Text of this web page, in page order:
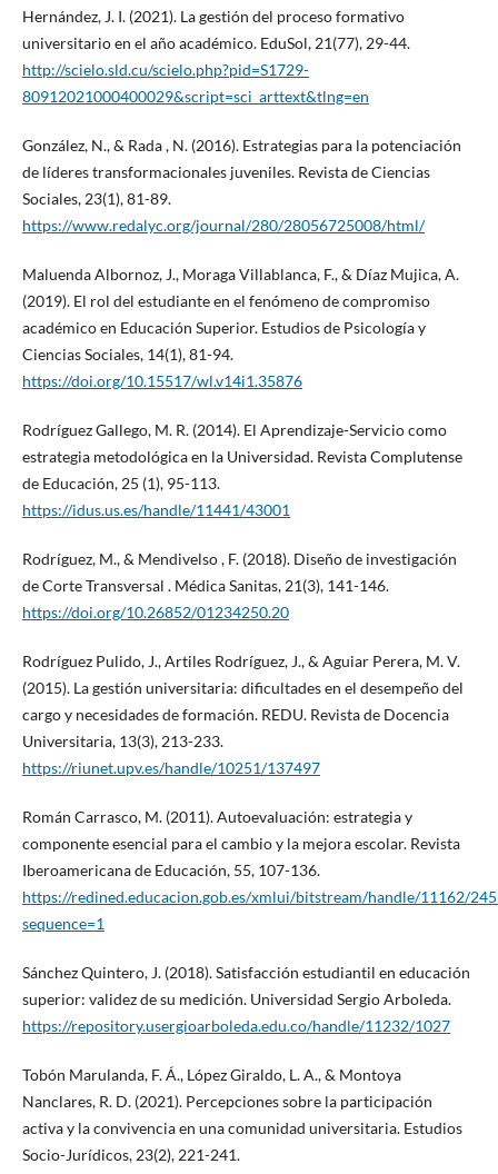
Hernández, J. I. (2021). La gestión del proceso formativo
universitario en el año académico. EduSol, 21(77), 29-44.
http://scielo.sld.cu/scielo.php?pid=S1729-
80912021000400029&script=sci_arttext&tlng=en
González, N., & Rada , N. (2016). Estrategias para la potenciación
de líderes transformacionales juveniles. Revista de Ciencias
Sociales, 23(1), 81-89.
https://www.redalyc.org/journal/280/28056725008/html/
Maluenda Albornoz, J., Moraga Villablanca, F., & Díaz Mujica, A.
(2019). El rol del estudiante en el fenómeno de compromiso
académico en Educación Superior. Estudios de Psicología y
Ciencias Sociales, 14(1), 81-94.
https://doi.org/10.15517/wl.v14i1.35876
Rodríguez Gallego, M. R. (2014). El Aprendizaje-Servicio como
estrategia metodológica en la Universidad. Revista Complutense
de Educación, 25 (1), 95-113.
https://idus.us.es/handle/11441/43001
Rodríguez, M., & Mendivelso , F. (2018). Diseño de investigación
de Corte Transversal . Médica Sanitas, 21(3), 141-146.
https://doi.org/10.26852/01234250.20
Rodríguez Pulido, J., Artiles Rodríguez, J., & Aguiar Perera, M. V.
(2015). La gestión universitaria: dificultades en el desempeño del
cargo y necesidades de formación. REDU. Revista de Docencia
Universitaria, 13(3), 213-233.
https://riunet.upv.es/handle/10251/137497
Román Carrasco, M. (2011). Autoevaluación: estrategia y
componente esencial para el cambio y la mejora escolar. Revista
Iberoamericana de Educación, 55, 107-136.
https://redined.educacion.gob.es/xmlui/bitstream/handle/11162/
sequence=1
Sánchez Quintero, J. (2018). Satisfacción estudiantil en educación
superior: validez de su medición. Universidad Sergio Arboleda.
https://repository.usergioarboleda.edu.co/handle/11232/1027
Tobón Marulanda, F. Á., López Giraldo, L. A., & Montoya
Nanclares, R. D. (2021). Percepciones sobre la participación
activa y la convivencia en una comunidad universitaria. Estudios
Socio-Jurídicos, 23(2), 221-241.